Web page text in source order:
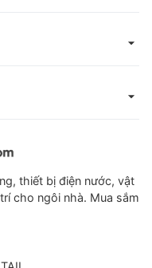
thiết bị điện nước, vật
cho ngôi nhà. Mua sắm